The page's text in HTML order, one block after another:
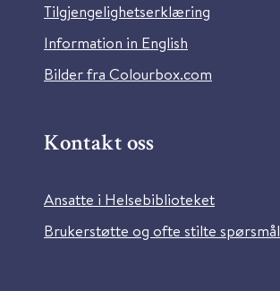
Tilgjengelighetserklæring
Information in English
Bilder fra Colourbox.com
Kontakt oss
Ansatte i Helsebiblioteket
Brukerstøtte og ofte stilte spørsmål